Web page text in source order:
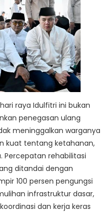
raya Idulfitri ini bukan
penegasan ulang
meninggalkan warganya
kuat tentang ketahanan,
Percepatan rehabilitasi
ditandai dengan
100 persen pengungsi
infrastruktur dasar,
dan kerja keras